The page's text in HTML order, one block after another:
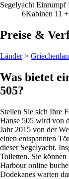
Segelyacht Einrumpf
6Kabinen 11 +
Preise &
Länder>
Was bietet
505?
Stellen Sie sich Ihre
Hanse 505 wird von
Jahr 2015 von der
einen entspannten
dieser Segelyacht.
Toiletten. Sie können
Harbour online
Dodekanes warten